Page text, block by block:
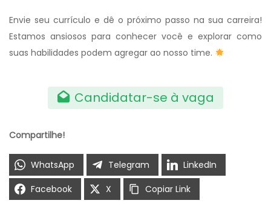
Envie seu currículo e dê o próximo passo na sua carreira!
Estamos ansiosos para conhecer você e explorar como
suas habilidades podem agregar ao nosso time.
Candidatar-se à vaga
Compartilhe!
WhatsApp Telegram
LinkedIn
Facebook
X Copiar Link